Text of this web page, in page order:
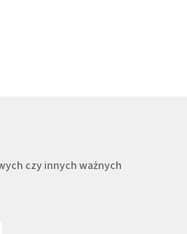
czy innych ważnych